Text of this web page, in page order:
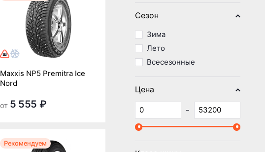
Maxxis NP5 Premitra Ice
Nord
от 5 555 ₽
Рекомендуем
Сезон
Зима
Лето
Всесезонные
Цена